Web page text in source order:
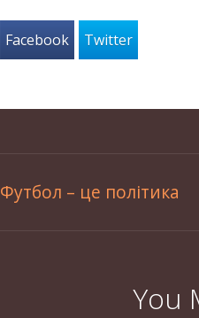
Facebook Twitter
Футбол – це політика
You